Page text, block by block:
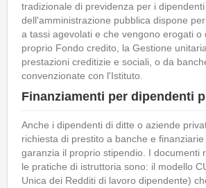
tradizionale di previdenza per i dipendenti
dell'amministrazione pubblica dispone
a tassi agevolati e che vengono erogati o
proprio Fondo credito, la Gestione
prestazioni creditizie e sociali, o da
convenzionate con l'Istituto.
Finanziamenti per dipendenti
Anche i dipendenti di ditte o aziende
richiesta di prestito a banche e
garanzia il proprio stipendio. I documenti
le pratiche di istruttoria sono: il modello
Unica dei Redditi di lavoro dipendente)